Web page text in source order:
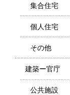
集合住宅
個人住宅
その他
建築ー官庁
公共施設